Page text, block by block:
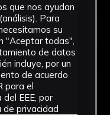
que nos ayudan
Para
su
"Aceptar todas",
de datos
incluye, por un
de acuerdo
para el
EEE, por
de privacidad